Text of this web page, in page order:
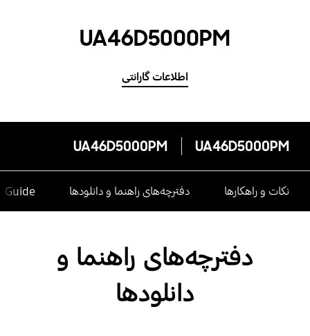
UA46D5000PM
اطلاعات گارانتی
UA46D5000PM
UA46D5000PM
نکات و راهکارها دفترچه‌های راهنما و دانلودها
دفترچه‌های راهنما و
دانلودها